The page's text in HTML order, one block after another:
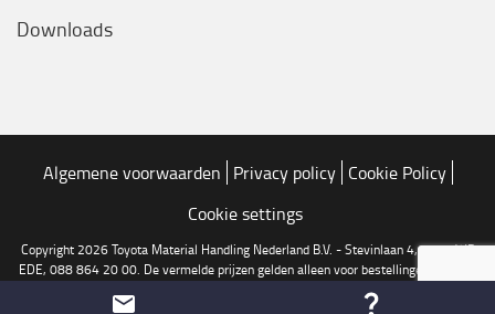
Downloads
Algemene voorwaarden Privacy policy Cookie Policy
Cookie settings
Copyright 2026 Toyota Material Handling Nederland B.V. - Stevinlaan 4, 6716 WB
EDE, 088 864 20 00. De vermelde prijzen gelden alleen voor bestellingen via onze
online shop. Druk en zetfouten voorbehouden.